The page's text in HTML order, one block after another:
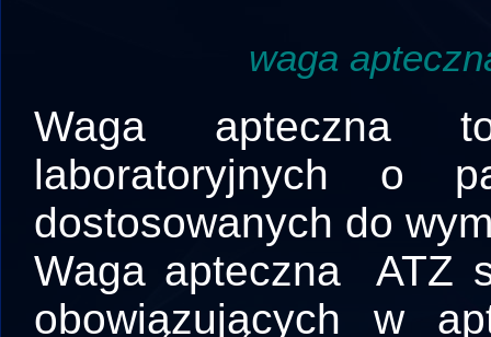
waga
Waga apteczna
laboratoryjnych o
dostosowanych do
Waga apteczna ATZ
obowiązujących w